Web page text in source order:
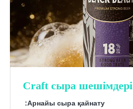
Craft сыра шешімдері
Арнайы сыра қайнату: